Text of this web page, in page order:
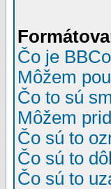
Čo je
Môžem
Čo to sú
Môžem
Čo sú to
Čo sú to
Čo sú to